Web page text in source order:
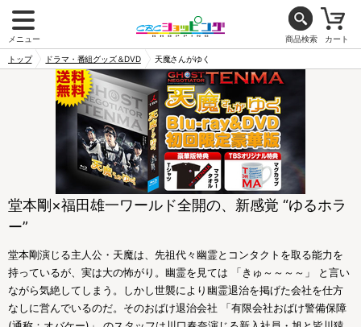
メニュー 商品検索 カート
トップ ドラマ・番組グッズ＆DVD 天魔さんがゆく
堂本剛×福田雄一ワールド全開の、新感覚 “ゆるホラ
ー”
堂本剛演じる主人公・天魔は、先祖代々幽霊とコンタクトを取る能力を
持っているが、実は大の怖がり。幽霊を見ては 「きゅ～～～～」 と言い
ながら気絶してしまう。しかし世襲により幽霊退治を掲げた会社を仕方
なしに営んでいるのだ。そのおばけ退治会社 「有限会社おばけ警備保障